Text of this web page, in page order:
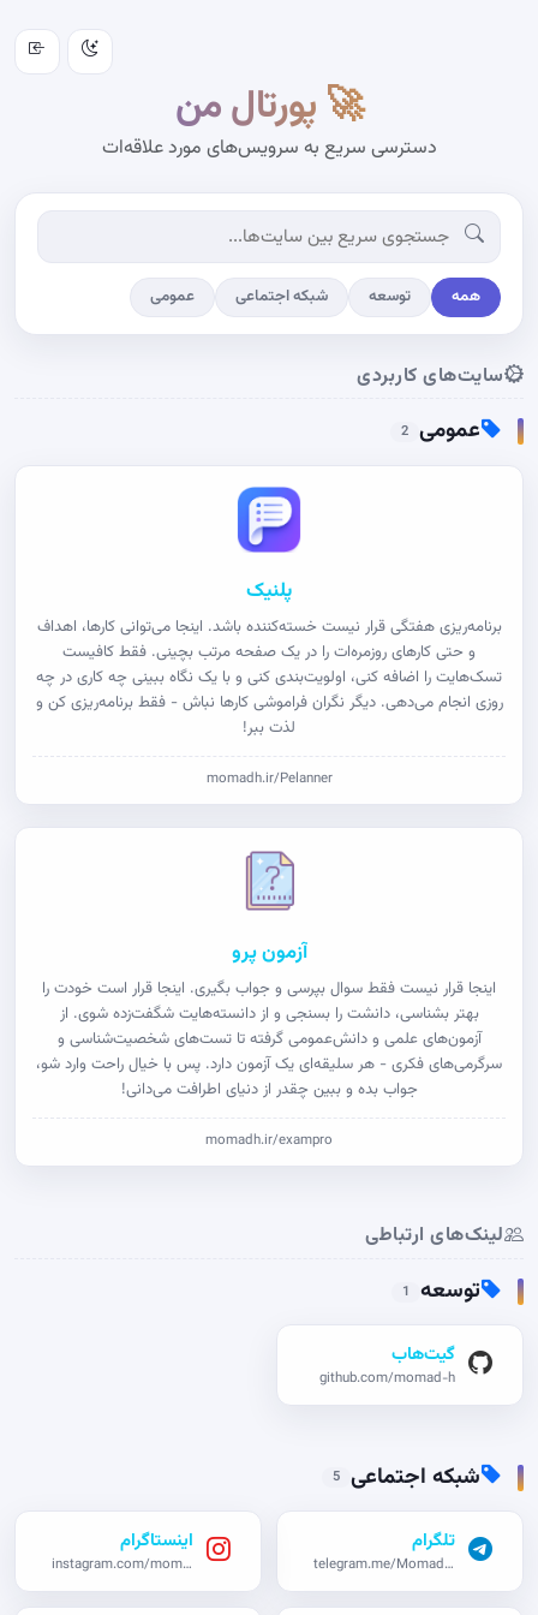
🚀 پورتال من
دسترسی سریع به سرویس‌های مورد علاقه‌ات
همه توسعه شبکه اجتماعی عمومی
سایت‌های کاربردی
عمومی 2
پلنیک
برنامه‌ریزی هفتگی قرار نیست خسته‌کننده باشد. اینجا می‌توانی کارها، اهداف
و حتی کارهای روزمره‌ات را در یک صفحه مرتب بچینی. فقط کافیست
تسک‌هایت را اضافه کنی، اولویت‌بندی کنی و با یک نگاه ببینی چه کاری در چه
روزی انجام می‌دهی. دیگر نگران فراموشی کارها نباش - فقط برنامه‌ریزی کن و
لذت ببر!
momadh.ir/Pelanner
آزمون پرو
اینجا قرار نیست فقط سوال بپرسی و جواب بگیری. اینجا قرار است خودت را
بهتر بشناسی، دانشت را بسنجی و از دانسته‌هایت شگفت‌زده شوی. از
آزمون‌های علمی و دانش‌عمومی گرفته تا تست‌های شخصیت‌شناسی و
سرگرمی‌های فکری - هر سلیقه‌ای یک آزمون دارد. پس با خیال راحت وارد شو،
جواب بده و ببین چقدر از دنیای اطرافت می‌دانی!
momadh.ir/exampro
لینک‌های ارتباطی
توسعه 1
گیت‌هاب
github.com/momad-h
شبکه اجتماعی 5
تلگرام
telegram.me/Momadho
اینستاگرام
instagram.com/momad_h